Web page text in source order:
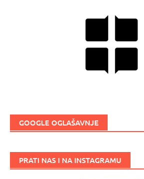
GOOGLE OGLAŠAVNJE
PRATI NAS I NA INSTAGRAMU